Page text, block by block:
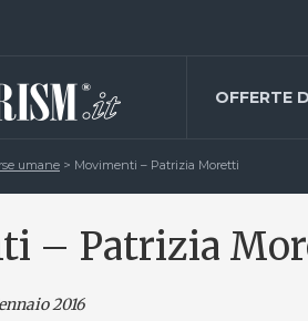
OFFERTE
umane > Movimenti – Patrizia Moretti
– Patrizia
2016